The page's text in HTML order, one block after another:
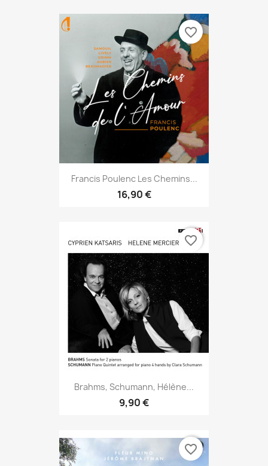
Francis Poulenc Les Chemins...
16,90 €
favorite_border
Brahms, Schumann, Hélène...
9,90 €
favorite_border
favorite_border